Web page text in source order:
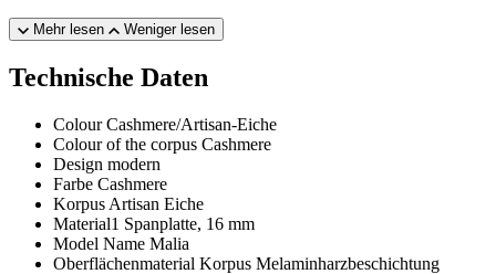
Mehr lesen Weniger lesen
Technische Daten
Colour Cashmere/Artisan-Eiche
Colour of the corpus Cashmere
Design modern
Farbe Cashmere
Korpus Artisan Eiche
Material1 Spanplatte, 16 mm
Model Name Malia
Oberflächenmaterial Korpus Melaminharzbeschichtung